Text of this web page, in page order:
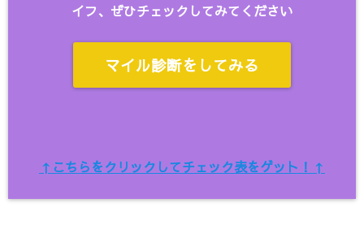
イフ、ぜひチェックしてみてください
マイル診断をしてみる
↑こちらをクリックしてチェック表をゲット！↑